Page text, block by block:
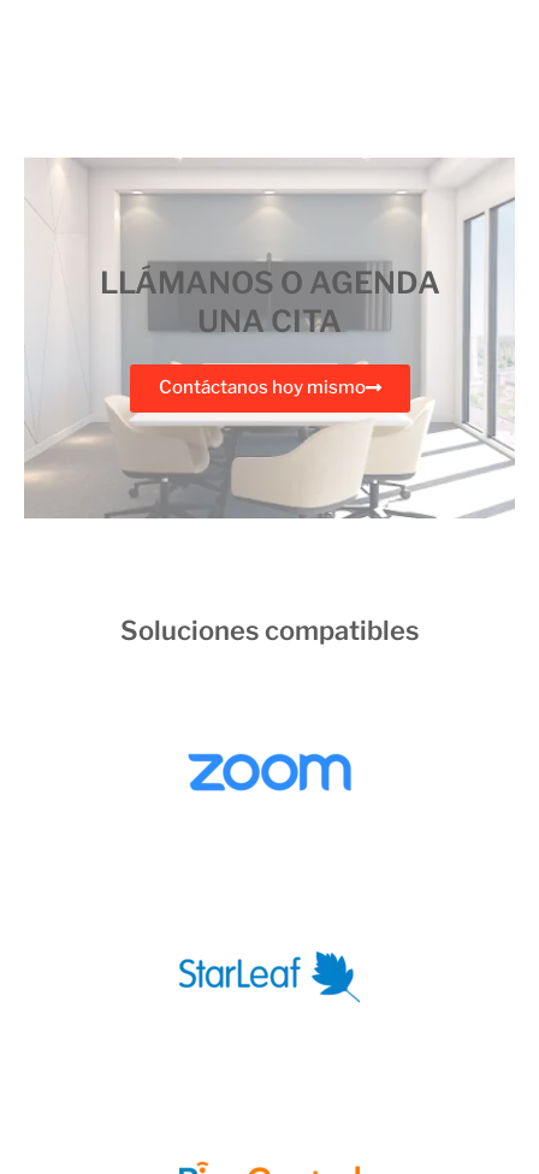
LLÁMANOS O AGENDA
UNA CITA
Contáctanos hoy mismo
Soluciones compatibles